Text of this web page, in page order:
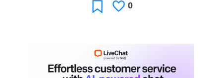
Favoritos
Le
0